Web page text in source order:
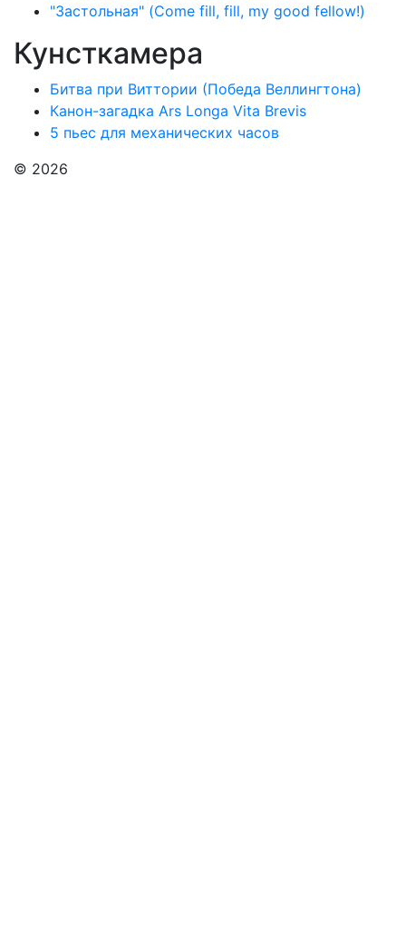
"Застольная" (Come fill, fill, my good fellow!)
Кунсткамера
Битва при Виттории (Победа Веллингтона)
Канон-загадка Ars Longa Vita Brevis
5 пьес для механических часов
© 2026